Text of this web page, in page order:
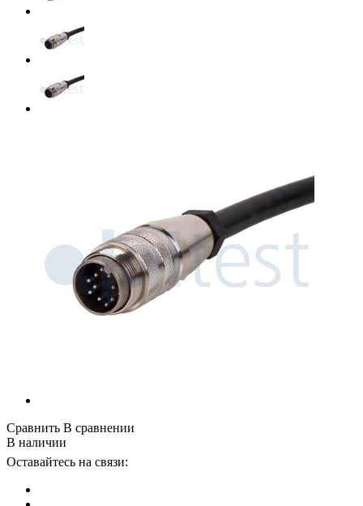
Сравнить В сравнении
В наличии
Оставайтесь на связи: